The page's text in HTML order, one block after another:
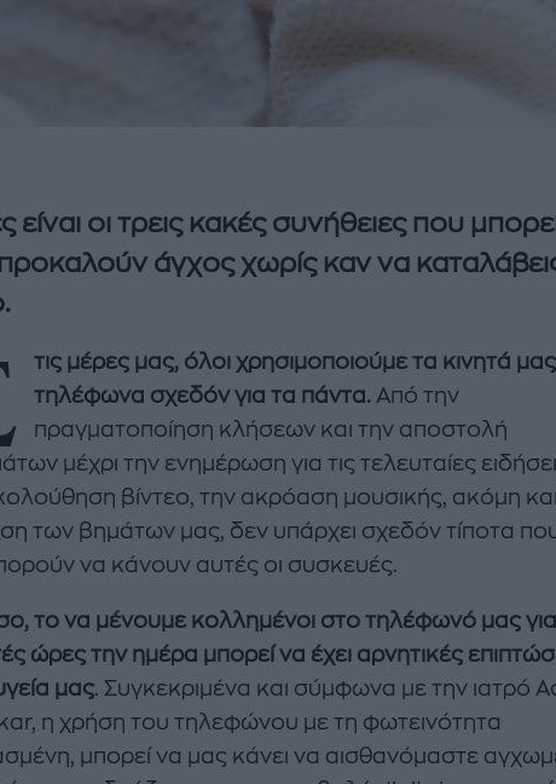
είναι οι τρεις κακές συνήθειες που
άγχος χωρίς καν να
τις μέρες μας, όλοι χρησιμοποιούμε τα κινητά μας
τηλέφωνα σχεδόν για τα πάντα. Από την
πραγματοποίηση κλήσεων και την αποστολή
μέχρι την ενημέρωση για τις τελευταίες
βίντεο, την ακρόαση μουσικής, ακόμη
των βημάτων μας, δεν υπάρχει σχεδόν τίποτα
να κάνουν αυτές οι συσκευές.
το να μένουμε κολλημένοι στο τηλέφωνό μας για
ώρες την ημέρα μπορεί να έχει αρνητικές
μας. Συγκεκριμένα και σύμφωνα με την ιατρό
η χρήση του τηλεφώνου με τη φωτεινότητα
μπορεί να μας κάνει να αισθανόμαστε
ΑΠΟΣΤΟΛΟΠΟΥΛΟΥ
καλοκαιρινή
σαλάτα με
φέτα και φράουλες
λατρέψετε
ΔΑΦΝΗ ΚΑΡΑΒΟΚΥΡΗ
Nτίνα Νικολάου: «Όταν
έπαθα την πρώτη κρίση
πανικού νόμιζα πως θα
πεθάνω»